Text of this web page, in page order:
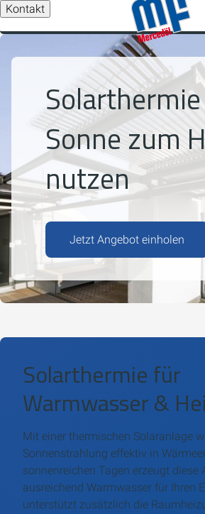
Kontakt
Sonne zum
nutzen
Jetzt Angebot einholen
Solarthermie für
Warmwasser &
Mit einer thermischen Solaranlage
Sonnenstrahlung effektiv in
sonnenreichen Tagen erzeugt diese
ausreichend Warmwasser für Ihren
unterstützt zusätzlich die